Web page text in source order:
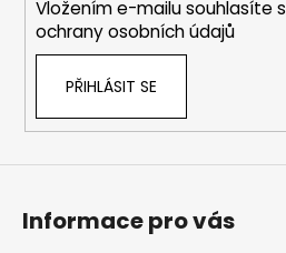
Vložením e-mailu souhlasíte s
ochrany osobních údajů
PŘIHLÁSIT SE
Informace pro vás